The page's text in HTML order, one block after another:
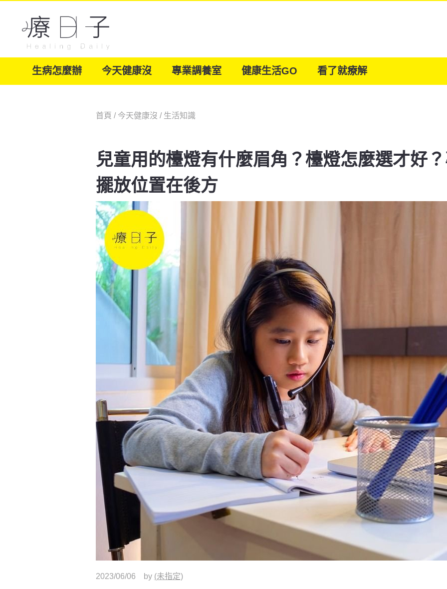
生病怎麼辦 今天健康沒 專業調養室 健康生活GO 看了就療解
首頁 / 今天健康沒 / 生活知識
兒童用的檯燈有什麼眉角？檯燈怎麼選才好
擺放位置在後方
2023/06/06 by (未指定)